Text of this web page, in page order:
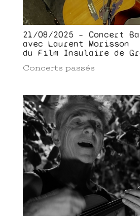
21/08/2025 – Concert
avec Laurent
du Film Insulaire de
Concerts passés